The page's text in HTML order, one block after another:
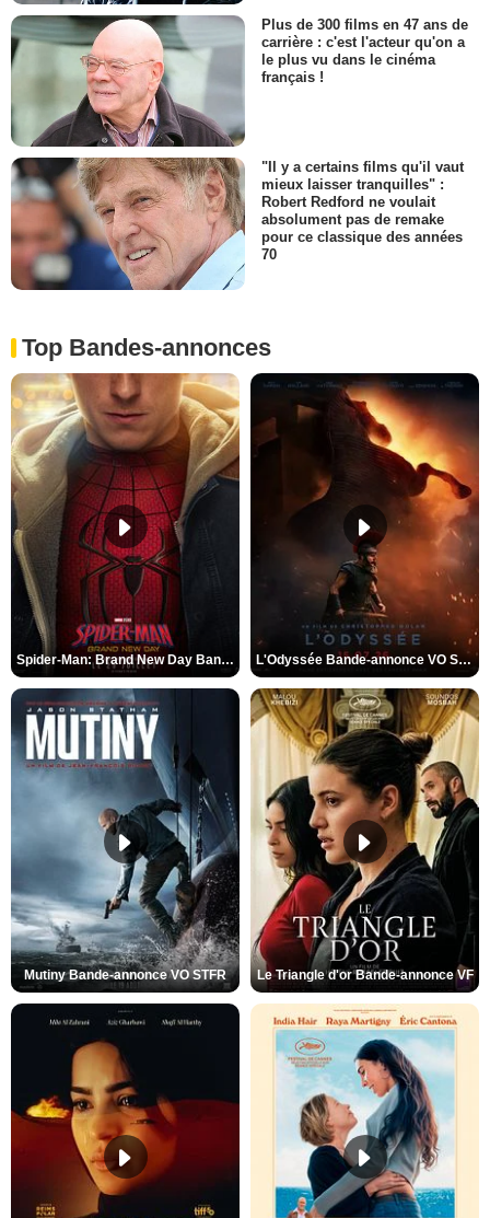
Plus de 300 films en 47 ans de
carrière : c'est l'acteur qu'on a
le plus vu dans le cinéma
français !
"Il y a certains films qu'il vaut
mieux laisser tranquilles" :
Robert Redford ne voulait
absolument pas de remake
pour ce classique des années
70
Top Bandes-annonces
Spider-Man: Brand New Day Bande-annonce VO STFR L'Odyssée Bande-annonce VO STFR
Mutiny Bande-annonce VO STFR Le Triangle d'or Bande-annonce VF